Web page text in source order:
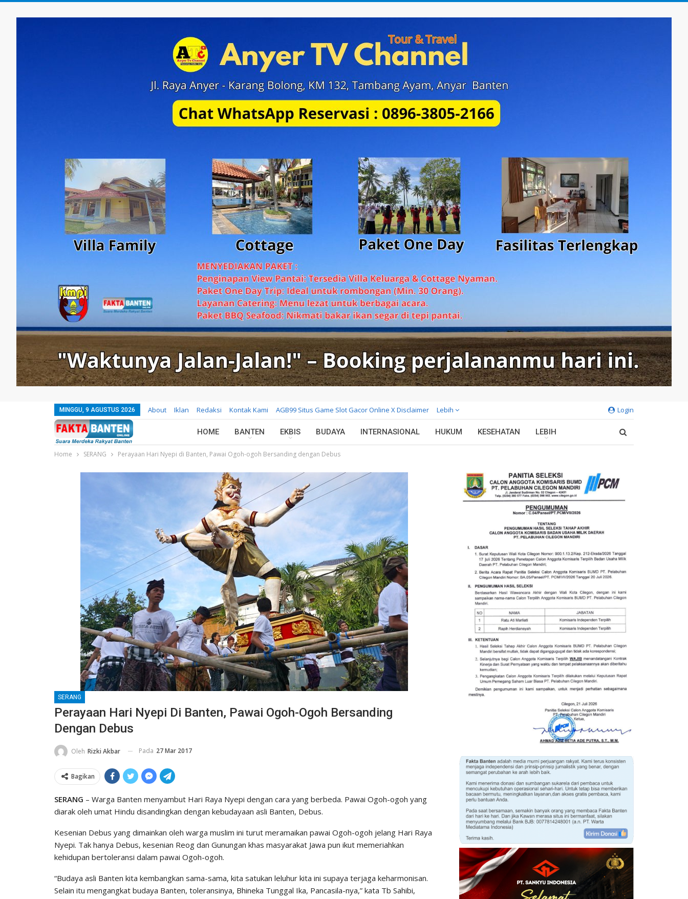
Login
MINGGU, 9 AGUSTUS 2026 About Iklan Redaksi Kontak Kami AGB99 Situs Game Slot Gacor Online X Disclaimer Lebih
HOME BANTEN EKBIS BUDAYA INTERNASIONAL HUKUM KESEHATAN LEBIH
Home SERANG Perayaan Hari Nyepi di Banten, Pawai Ogoh-ogoh Bersanding dengan Debus
SERANG
Perayaan Hari Nyepi Di Banten, Pawai Ogoh-Ogoh Bersanding
Dengan Debus
Oleh Rizki Akbar Pada 27 Mar 2017
Bagikan
SERANG – Warga Banten menyambut Hari Raya Nyepi dengan cara yang berbeda. Pawai Ogoh-ogoh yang
diarak oleh umat Hindu disandingkan dengan kebudayaan asli Banten, Debus.
Kesenian Debus yang dimainkan oleh warga muslim ini turut meramaikan pawai Ogoh-ogoh jelang Hari Raya
Nyepi. Tak hanya Debus, kesenian Reog dan Gunungan khas masyarakat Jawa pun ikut memeriahkan
kehidupan bertoleransi dalam pawai Ogoh-ogoh.
“Budaya asli Banten kita kembangkan sama-sama, kita satukan leluhur kita ini supaya terjaga keharmonisan.
Selain itu mengangkat budaya Banten, toleransinya, Bhineka Tunggal Ika, Pancasila-nya,” kata Tb Sahibi,